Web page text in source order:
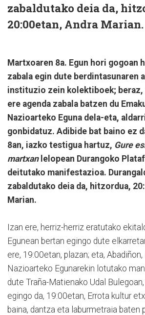
zabaldutako deia da,
20:00etan, Andra Marian.
Martxoaren 8a. Egun hori gogoan
zabala egin dute berdintasunaren
instituzio zein kolektiboek; beraz,
ere agenda zabala batzen du
Nazioarteko Eguna dela-eta,
gonbidatuz. Adibide bat baino ez
8an, iazko testigua hartuz, Gure
martxanlelopean Durangoko
deitutako manifestazioa.
zabaldutako deia da, hitzordua,
Marian.
Izan ere, herriz-herriz eratutako
Egunean bertan egingo dute
ere, 19:00etan, plazan; eta,
Nazioarteko Egunarekin lotutako
dute Traña-Matienako Udal
egingo da, 19:00etan, Errota kultur
baina, dantza eta laburmetraia baten